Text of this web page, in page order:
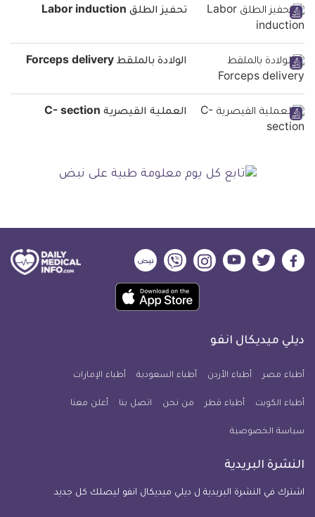
تحفيز الطلق Labor induction
الولادة بالملقط Forceps delivery
العملية القيصرية C- section
ديلي
فيسبوك
ديلي
تويتر
ديلي
ميديكال
يوتيوب
ديلي
ميديكال
انفو
ديلي
ميديكال
انفو
ديلي
ميديكال
انفو
حمل
تطبيق
معلومة
للآيفون
ديلي ميديكال انفو
أطباء مصر أطباء الأردن أطباء السعودية أطباء الإمارات
أطباء الكويت أطباء قطر من نحن اتصل بنا أعلن معنا
سياسة الخصوصية
النشرة البريدية
اشترك في النشرة البريدية ل ديلي ميديكال انفو ليصلك كل جديد